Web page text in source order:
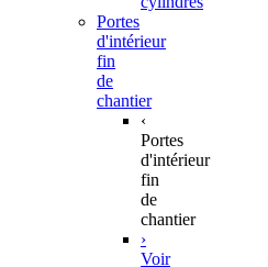
Portes
d'intérieur
fin
de
chantier
‹
Portes
d'intérieur
fin
de
chantier
›
Voir